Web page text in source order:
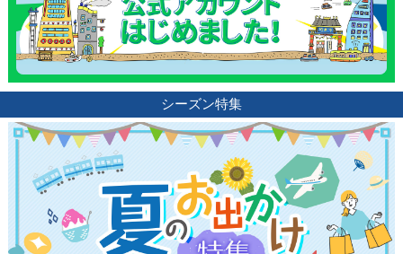
シーズン特集
サイトについて